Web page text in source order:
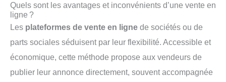
Quels sont les avantages et inconvénients d’une vente en
ligne ?
Les plateformes de vente en ligne de sociétés ou de
parts sociales séduisent par leur flexibilité. Accessible et
économique, cette méthode propose aux vendeurs de
publier leur annonce directement, souvent accompagnée